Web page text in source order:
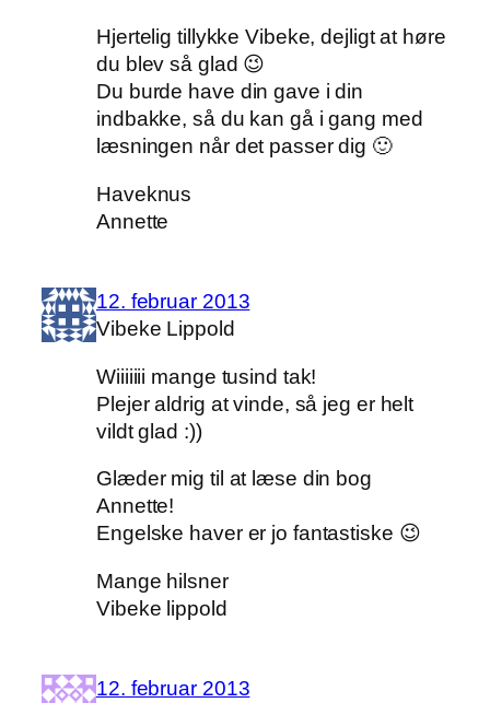
Hjertelig tillykke Vibeke, dejligt at høre
du blev så glad 😉
Du burde have din gave i din
indbakke, så du kan gå i gang med
læsningen når det passer dig 🙂
Haveknus
Annette
12. februar 2013
Vibeke Lippold
Wiiiiiii mange tusind tak!
Plejer aldrig at vinde, så jeg er helt
vildt glad :))
Glæder mig til at læse din bog
Annette!
Engelske haver er jo fantastiske 😉
Mange hilsner
Vibeke lippold
12. februar 2013